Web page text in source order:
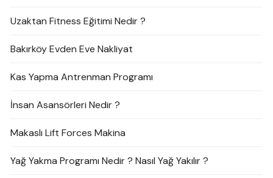
Uzaktan Fitness Eğitimi Nedir ?
Bakırköy Evden Eve Nakliyat
Kas Yapma Antrenman Programı
İnsan Asansörleri Nedir ?
Makaslı Lift Forces Makina
Yağ Yakma Programı Nedir ? Nasıl Yağ Yakılır ?